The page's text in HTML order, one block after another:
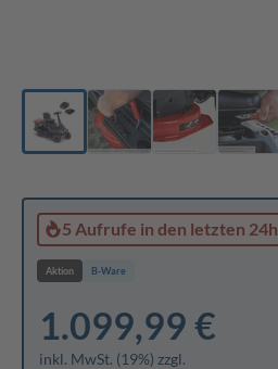
5 Aufrufe in den letzten 24h
Aktion B-Ware
1.099,99 €
inkl. MwSt. (19%) zzgl.